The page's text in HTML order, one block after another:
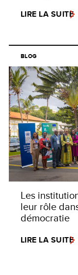
LIRE LA SUITE
BLOG
Les
leur rôle
démocratie
LIRE LA SUITE